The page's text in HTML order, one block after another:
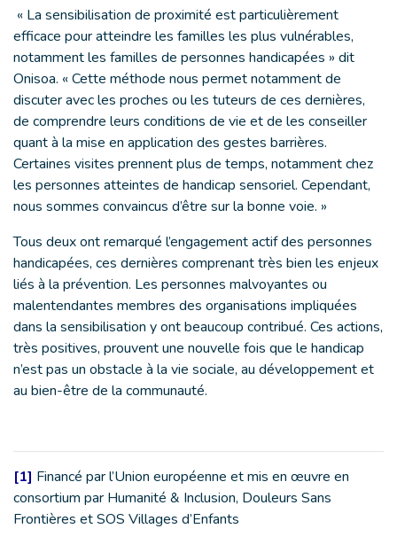
« La sensibilisation de proximité est particulièrement
efficace pour atteindre les familles les plus vulnérables,
notamment les familles de personnes handicapées » dit
Onisoa. « Cette méthode nous permet notamment de
discuter avec les proches ou les tuteurs de ces dernières,
de comprendre leurs conditions de vie et de les conseiller
quant à la mise en application des gestes barrières.
Certaines visites prennent plus de temps, notamment chez
les personnes atteintes de handicap sensoriel. Cependant,
nous sommes convaincus d’être sur la bonne voie. »
Tous deux ont remarqué l’engagement actif des personnes
handicapées, ces dernières comprenant très bien les enjeux
liés à la prévention. Les personnes malvoyantes ou
malentendantes membres des organisations impliquées
dans la sensibilisation y ont beaucoup contribué. Ces actions,
très positives, prouvent une nouvelle fois que le handicap
n’est pas un obstacle à la vie sociale, au développement et
au bien-être de la communauté.
[1] Financé par l’Union européenne et mis en œuvre en
consortium par Humanité & Inclusion, Douleurs Sans
Frontières et SOS Villages d’Enfants